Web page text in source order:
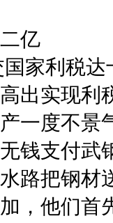
亿
家利税
出实现利
一度不景
钱支付武
路把钢材
，他们首